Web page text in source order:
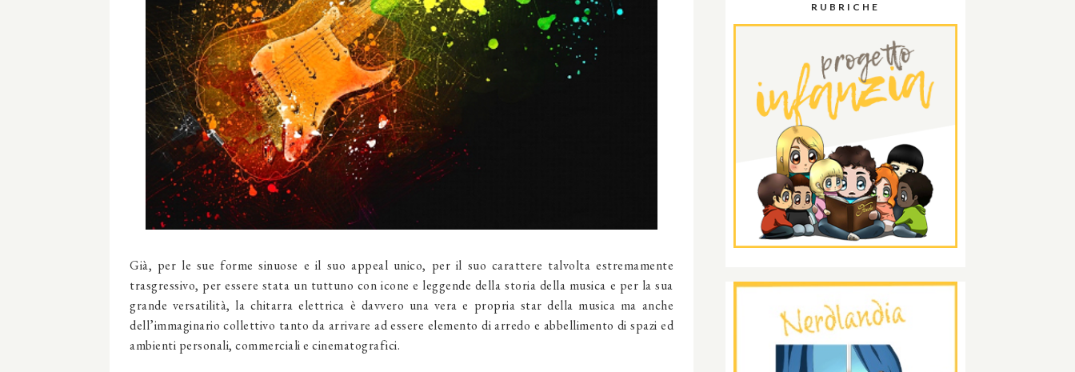
Già, per le sue forme sinuose e il suo appeal unico, per il suo carattere talvolta estremamente
trasgressivo, per essere stata un tuttuno con icone e leggende della storia della musica e per la sua
grande versatilità, la chitarra elettrica è davvero una vera e propria star della musica ma anche
dell’immaginario collettivo tanto da arrivare ad essere elemento di arredo e abbellimento di spazi ed
ambienti personali, commerciali e cinematografici.
RUBRICHE